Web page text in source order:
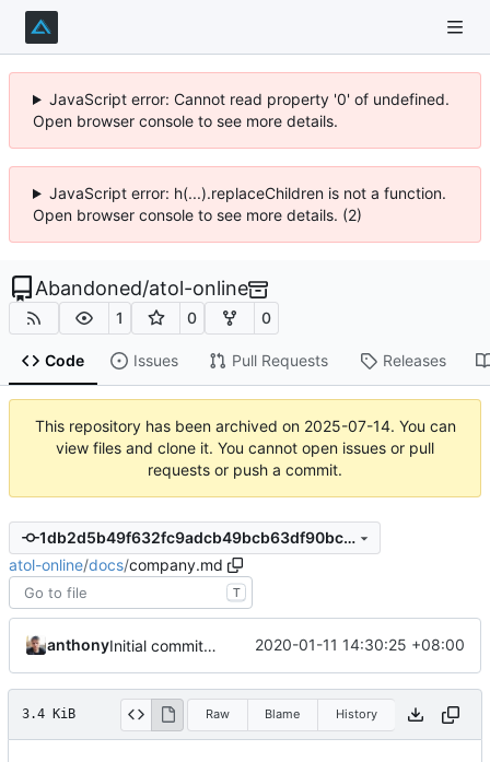
JavaScript error: Cannot read property '0' of undefined.
Open browser console to see more details.
JavaScript error: h(...).replaceChildren is not a function.
Open browser console to see more details. (2)
Abandoned/atol-online
1 0 0
Code Issues Pull Requests Releases
This repository has been archived on 2025-07-14. You can
view files and clone it. You cannot open issues or pull
requests or push a commit.
1db2d5b49f632fc9adcb49bcb63df90bc4f0ae82
atol-online/docs/company.md
T
anthony Initial commit, v0.1.0-b 2020-01-11 14:30:25 +08:00
3.4 KiB Raw Blame History